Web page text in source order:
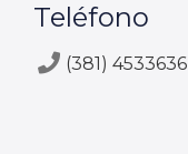
Teléfono
(381) 4533636